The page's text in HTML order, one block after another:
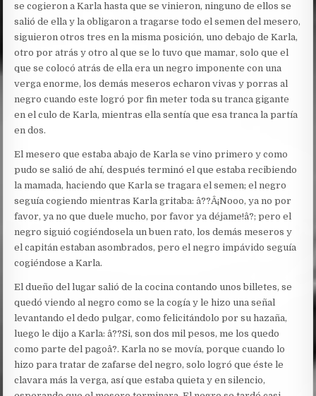
se cogieron a Karla hasta que se vinieron, ninguno de ellos se
salió de ella y la obligaron a tragarse todo el semen del mesero,
siguieron otros tres en la misma posición, uno debajo de Karla,
otro por atrás y otro al que se lo tuvo que mamar, solo que el
que se colocó atrás de ella era un negro imponente con una
verga enorme, los demás meseros echaron vivas y porras al
negro cuando este logró por fin meter toda su tranca gigante
en el culo de Karla, mientras ella sentía que esa tranca la partía
en dos.
El mesero que estaba abajo de Karla se vino primero y como
pudo se salió de ahí, después terminó el que estaba recibiendo
la mamada, haciendo que Karla se tragara el semen; el negro
seguía cogiendo mientras Karla gritaba: â??Â¡Nooo, ya no por
favor, ya no que duele mucho, por favor ya déjame!â?; pero el
negro siguió cogiéndosela un buen rato, los demás meseros y
el capitán estaban asombrados, pero el negro impávido seguía
cogiéndose a Karla.
El dueño del lugar salió de la cocina contando unos billetes, se
quedó viendo al negro como se la cogía y le hizo una señal
levantando el dedo pulgar, como felicitándolo por su hazaña,
luego le dijo a Karla: â??Si, son dos mil pesos, me los quedo
como parte del pagoâ?. Karla no se movía, porque cuando lo
hizo para tratar de zafarse del negro, solo logró que éste le
clavara más la verga, así que estaba quieta y en silencio,